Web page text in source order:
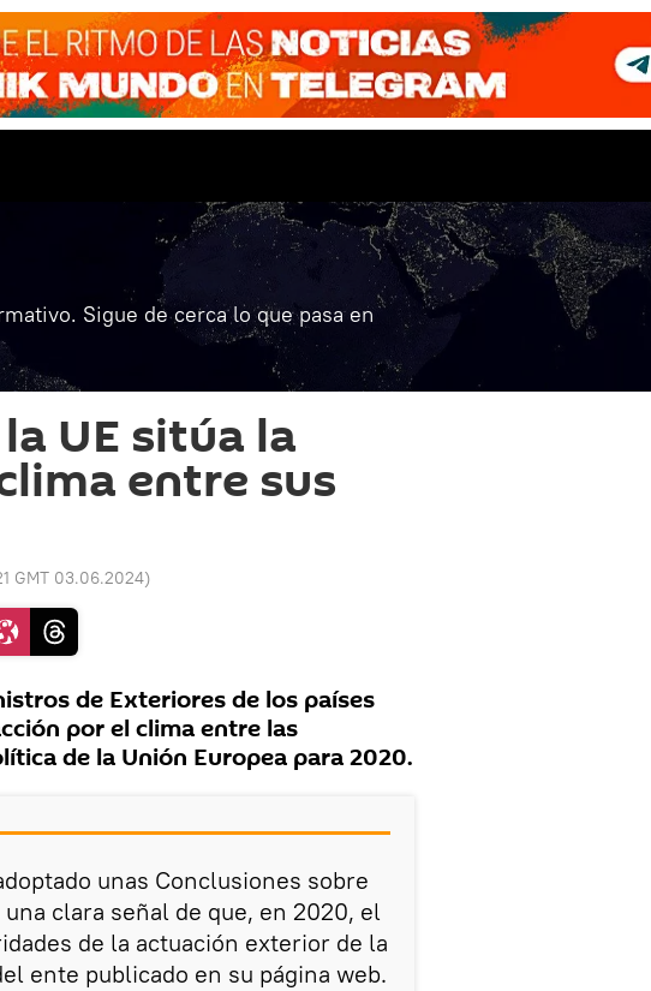
Sigue de cerca lo que pasa en
UE sitúa la
entre sus
GMT 03.06.2024)
de Exteriores de los países
por el clima entre las
de la Unión Europea para 2020.
unas Conclusiones sobre
clara señal de que, en 2020, el
de la actuación exterior de la
ente publicado en su página web.